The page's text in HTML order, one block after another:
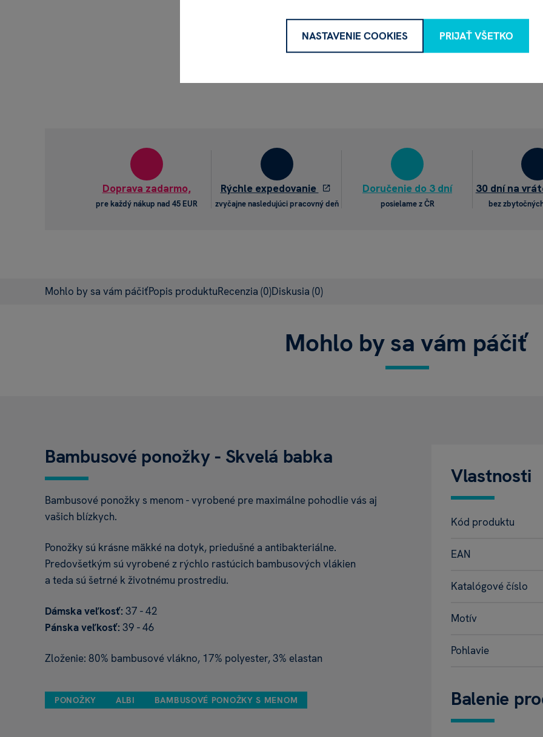
Doprava zadarmo,
pre každý nákup nad 45 EUR
Rýchle expedovanie
zvyčajne nasledujúci pracovný deň
Doručenie do 3 dní
posielame z ČR
30 dní na
bez
Mohlo by sa vám páčiťPopis produktuRecenzia (0)Diskusia (0)
Mohlo by sa vám páčiť
Bambusové ponožky - Skvelá babka
Bambusové ponožky s menom - vyrobené pre maximálne pohodlie vás aj
vašich blízkych.
Ponožky sú krásne mäkké na dotyk, priedušné a antibakteriálne.
Predovšetkým sú vyrobené z rýchlo rastúcich bambusových vlákien
a teda sú šetrné k životnému prostrediu.
Dámska veľkosť: 37 - 42
Pánska veľkosť: 39 - 46
Zloženie: 80% bambusové vlákno, 17% polyester, 3% elastan
PONOŽKY ALBI BAMBUSOVÉ PONOŽKY S MENOM
Vlastnosti
Kód produktu
EAN
Katalógové číslo
Motív
Pohlavie
Balenie
NASTAVENIE COOKIES PRIJAŤ VŠETKO